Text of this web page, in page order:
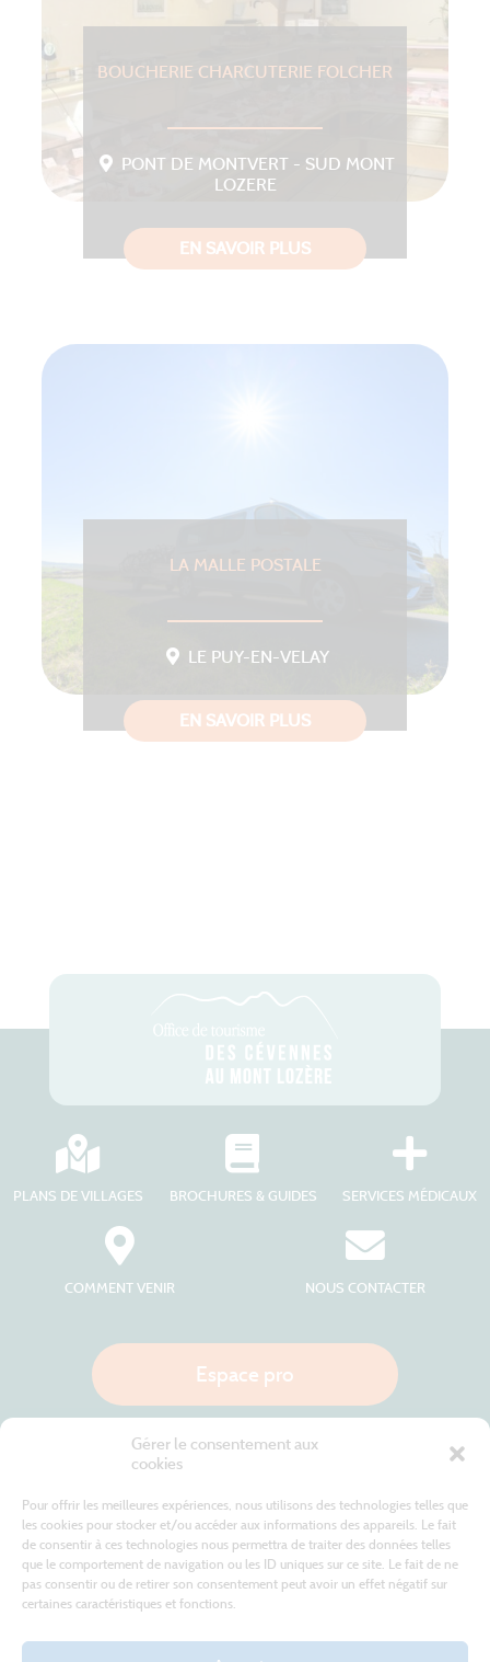
Gérer le consentement aux
cookies
Pour offrir les meilleures expériences, nous utilisons des technologies telles que
les cookies pour stocker et/ou accéder aux informations des appareils. Le fait
de consentir à ces technologies nous permettra de traiter des données telles
que le comportement de navigation ou les ID uniques sur ce site. Le fait de ne
pas consentir ou de retirer son consentement peut avoir un effet négatif sur
certaines caractéristiques et fonctions.
BOUCHERIE CHARCUTERIE FOLCHER
PONT DE MONTVERT - SUD MONT
LOZERE
EN SAVOIR PLUS
LA MALLE POSTALE
LE PUY-EN-VELAY
EN SAVOIR PLUS
PLANS DE VILLAGES BROCHURES & GUIDES SERVICES MÉDICAUX
COMMENT VENIR NOUS CONTACTER
Espace pro
Site internet cofinancé par le fonds européen agricole pour le développement rural
L'Europe investit dans les zones rurales